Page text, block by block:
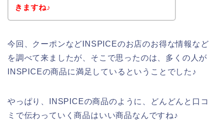
きますね♪
今回、クーポンなどINSPICEのお店のお得な情報など
を調べて来ましたが、そこで思ったのは、多くの人が
INSPICEの商品に満足しているということでした♪
やっぱり、INSPICEの商品のように、どんどんと口コ
ミで伝わっていく商品はいい商品なんですね♪